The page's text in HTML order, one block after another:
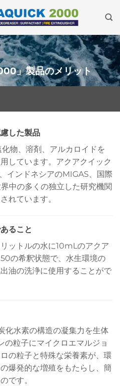
」製品のメリット
した製品
物、溶剤、アルカロイドを
しています。アクアクイック
インドネシアのMIGAS、国際
中の多くの独立した研究機関
れています。
ること
ットルの水に10mLのアクア
の希釈状態で、水生環境の
油の洗浄に使用することがで
化水素の構造の凝集力を生体
の粒子にマイクロエマルジョ
の粒子と特殊な栄養素が、環
爆発的な増殖をもたらし、簡
です。